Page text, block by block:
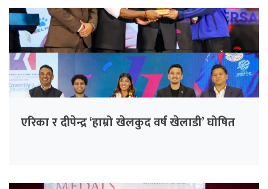
एरिका र दीपेन्द्र ‘हाम्रो खेलकुद वर्ष खेलाडी’ घोषित